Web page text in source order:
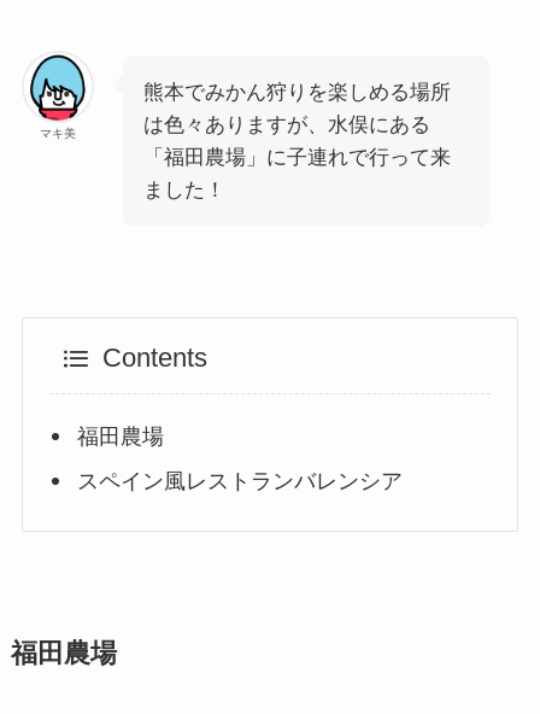
マキ美
熊本でみかん狩りを楽しめる場所
は色々ありますが、水俣にある
「福田農場」に子連れで行って来
ました！
Contents
福田農場
スペイン風レストランバレンシア
福田農場